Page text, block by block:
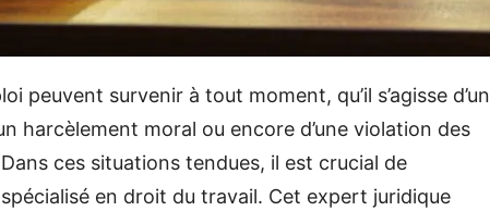
peuvent survenir à tout moment, qu’il s’agisse d’un
harcèlement moral ou encore d’une violation des
ces situations tendues, il est crucial de
spécialisé en droit du travail. Cet expert juridique